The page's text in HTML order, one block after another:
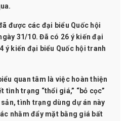
được các đại biểu Quốc hội
31/10. Đã có 26 ý kiến đại
ý kiến đại biểu Quốc hội tranh
quan tâm là việc hoàn thiện
tình trạng “thổi giá,” “bỏ cọc”
tình trạng dùng dự án này
nhằm đẩy mặt bằng giá bất